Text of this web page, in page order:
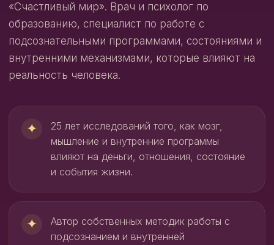
«Счастливый мир». Врач и психолог по
образованию, специалист по работе с
подсознательными программами, состояниями и
внутренними механизмами, которые влияют на
реальность человека.
✦
25 лет исследований того, как мозг,
мышление и внутренние программы
влияют на деньги, отношения, состояние
и события жизни.
✦
Автор собственных методик работы с
подсознанием и внутренней